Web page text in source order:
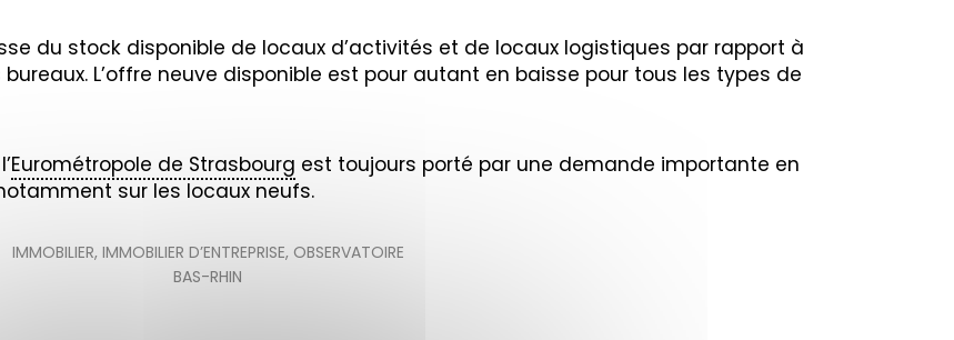
du stock disponible de locaux d’activités et de locaux logistiques par rapport à
L’offre neuve disponible est pour autant en baisse pour tous les types de
Eurométropole de Strasbourg est toujours porté par une demande importante en
sur les locaux neufs.
IMMOBILIER, IMMOBILIER D’ENTREPRISE, OBSERVATOIRE
BAS-RHIN